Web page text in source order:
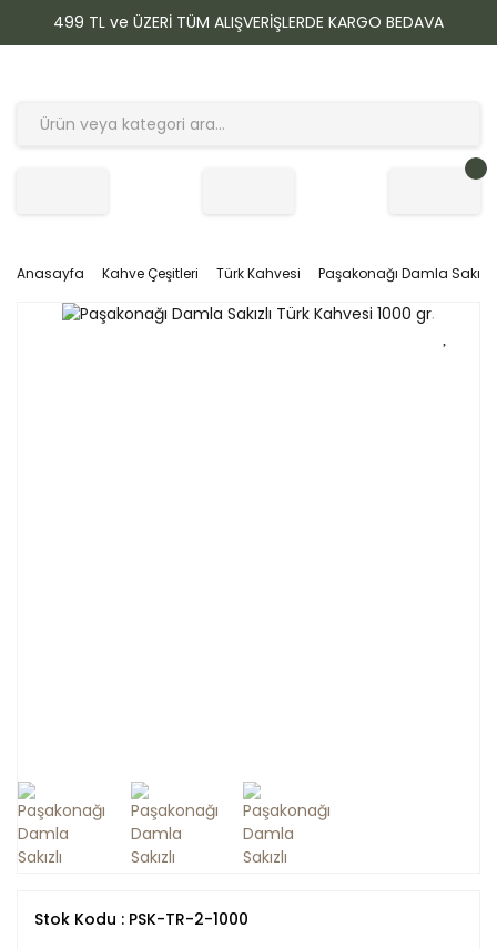
499 TL ve ÜZERİ TÜM ALIŞVERİŞLERDE KARGO BEDAVA
Anasayfa Kahve Çeşitleri Türk Kahvesi Paşakonağı Damla
Stok Kodu : PSK-TR-2-1000